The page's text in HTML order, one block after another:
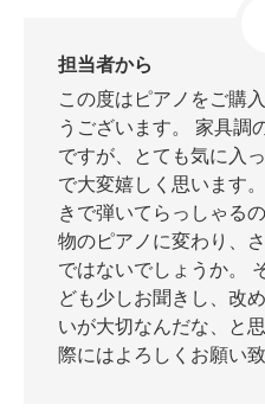
担当者から
この度はピアノをご購
うございます。 家具調
ですが、とても気に入
で大変嬉しく思います
きで弾いてらっしゃる
物のピアノに変わり、
ではないでしょうか。
ども少しお聞きし、改
いが大切なんだな、と
際にはよろしくお願い致